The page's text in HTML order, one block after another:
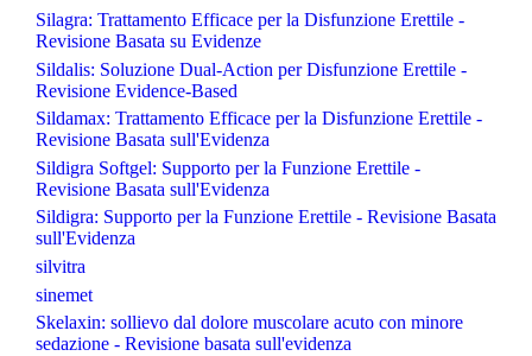
Silagra: Trattamento Efficace per la Disfunzione Erettile -
Revisione Basata su Evidenze
Sildalis: Soluzione Dual-Action per Disfunzione Erettile -
Revisione Evidence-Based
Sildamax: Trattamento Efficace per la Disfunzione Erettile -
Revisione Basata sull'Evidenza
Sildigra Softgel: Supporto per la Funzione Erettile -
Revisione Basata sull'Evidenza
Sildigra: Supporto per la Funzione Erettile - Revisione Basata
sull'Evidenza
silvitra
sinemet
Skelaxin: sollievo dal dolore muscolare acuto con minore
sedazione - Revisione basata sull'evidenza